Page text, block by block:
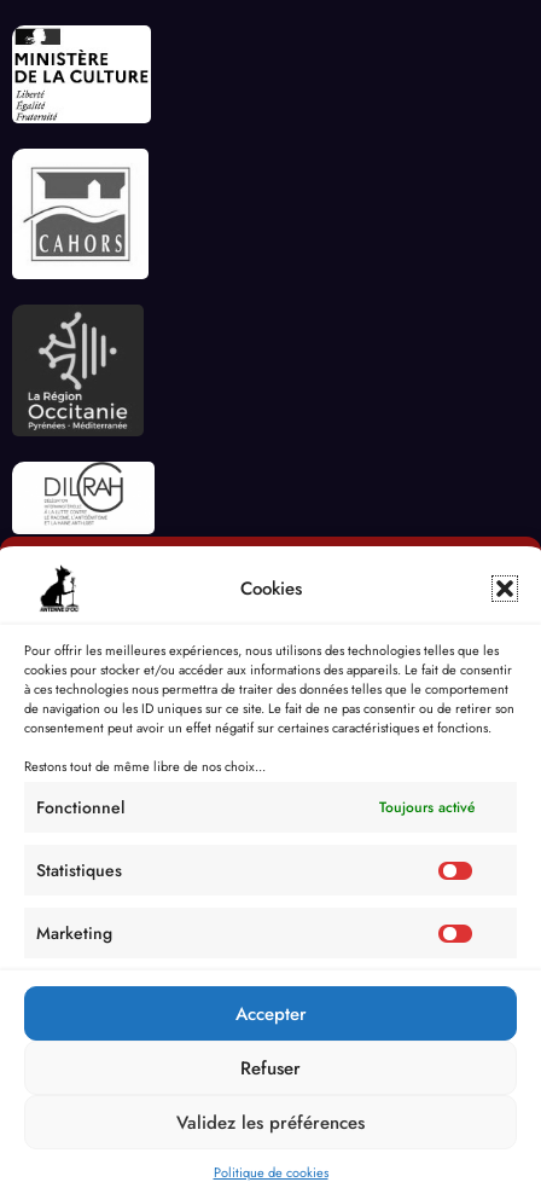
Cookies
Pour offrir les meilleures expériences, nous utilisons des technologies telles que les
cookies pour stocker et/ou accéder aux informations des appareils. Le fait de consentir
à ces technologies nous permettra de traiter des données telles que le comportement
de navigation ou les ID uniques sur ce site. Le fait de ne pas consentir ou de retirer son
consentement peut avoir un effet négatif sur certaines caractéristiques et fonctions.
Restons tout de même libre de nos choix...
Fonctionnel Toujours activé
Statistiques
Marketing
Accepter
Refuser
Validez les préférences
Politique de cookies